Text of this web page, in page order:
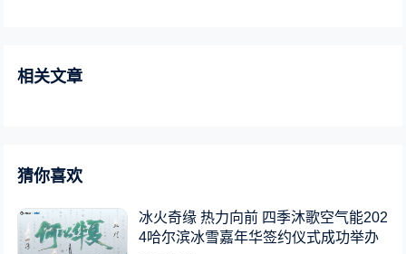
相关文章
猜你喜欢
冰火奇缘 热力向前 四季沐歌空气能202
4哈尔滨冰雪嘉年华签约仪式成功举办